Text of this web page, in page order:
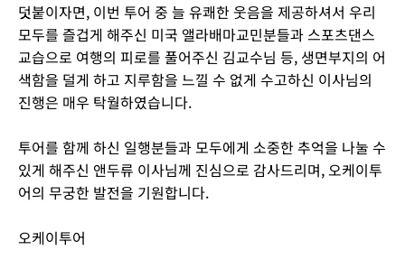
덧붙이자면, 이번 투어 중 늘 유쾌한 웃음을 제공하셔서 우리
모두를 즐겁게 해주신 미국 앨라배마교민분들과 스포츠댄스
교습으로 여행의 피로를 풀어주신 김교수님 등, 생면부지의 어
색함을 덜게 하고 지루함을 느낄 수 없게 수고하신 이사님의
진행은 매우 탁월하였습니다.
투어를 함께 하신 일행분들과 모두에게 소중한 추억을 나눌 수
있게 해주신 앤두류 이사님께 진심으로 감사드리며, 오케이투
어의 무궁한 발전을 기원합니다.
오케이투어